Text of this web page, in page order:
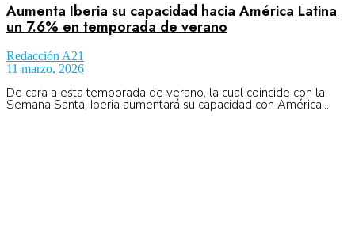
Aumenta Iberia su capacidad hacia América Latina
un 7.6% en temporada de verano
Redacción A21
11 marzo, 2026
De cara a esta temporada de verano, la cual coincide con la
Semana Santa, Iberia aumentará su capacidad con América...